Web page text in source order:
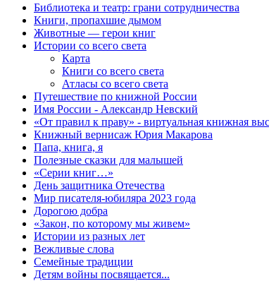
Библиотека и театр: грани сотрудничества
Книги, пропахшие дымом
Животные — герои книг
Истории со всего света
Карта
Книги со всего света
Атласы со всего света
Путешествие по книжной России
Имя России - Александр Невский
«От правил к праву» - виртуальная книжная
Книжный вернисаж Юрия Макарова
Папа, книга, я
Полезные сказки для малышей
«Серии книг…»
День защитника Отечества
Мир писателя-юбиляра 2023 года
Дорогою добра
«Закон, по которому мы живем»
Истории из разных лет
Вежливые слова
Семейные традиции
Детям войны посвящается...